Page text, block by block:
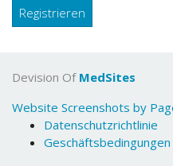
Registrieren
Devision Of MedSites
Website Screenshots by
Datenschutzrichtlinie
Geschäftsbedingungen